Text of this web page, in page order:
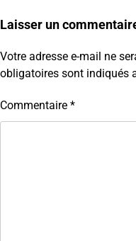
Laisser un
Votre adresse e-mail ne
obligatoires sont indiqués
Commentaire *